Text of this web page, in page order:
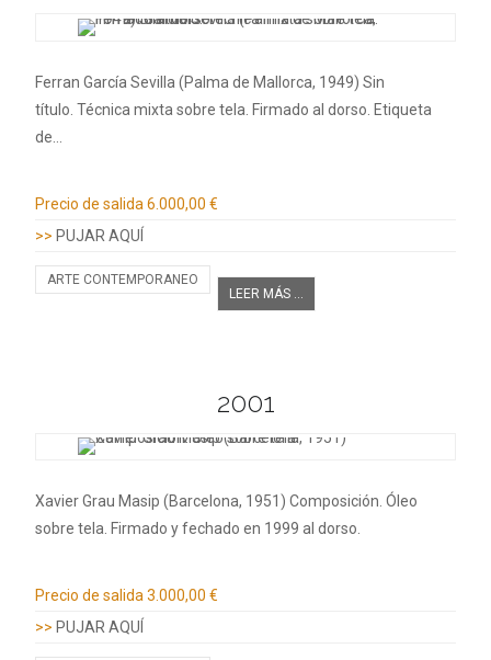
Ferran García Sevilla (Palma de Mallorca, 1949) Sin
título. Técnica mixta sobre tela. Firmado al dorso. Etiqueta
de…
Precio de salida 6.000,00 €
>> PUJAR AQUÍ
ARTE CONTEMPORANEO
LEER MÁS ...
2001
Xavier Grau Masip (Barcelona, 1951) Composición. Óleo
sobre tela. Firmado y fechado en 1999 al dorso.
Precio de salida3.000,00 €
>> PUJAR AQUÍ